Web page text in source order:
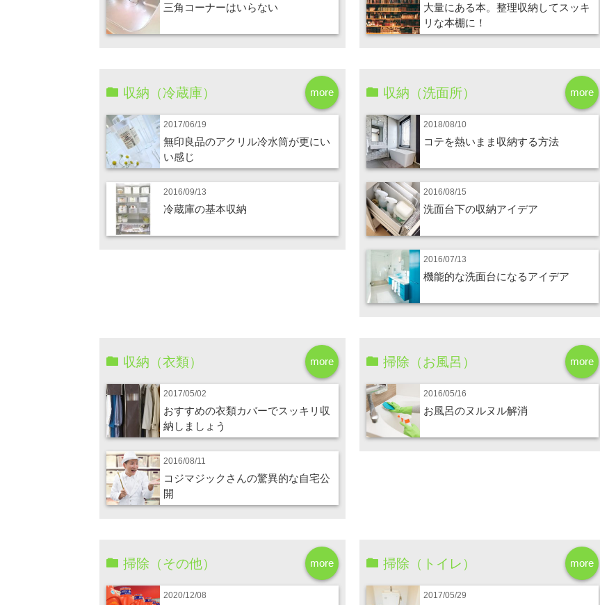
三角コーナーはいらない
大量にある本。整理収納してスッキ
リな本棚に！
more
収納（冷蔵庫）
2017/06/19
無印良品のアクリル冷水筒が更にい
い感じ
2016/09/13
冷蔵庫の基本収納
more
収納（洗面所）
2018/08/10
コテを熱いまま収納する方法
2016/08/15
洗面台下の収納アイデア
2016/07/13
機能的な洗面台になるアイデア
more
収納（衣類）
2017/05/02
おすすめの衣類カバーでスッキリ収
納しましょう
2016/08/11
コジマジックさんの驚異的な自宅公
開
more
掃除（お風呂）
2016/05/16
お風呂のヌルヌル解消
more
掃除（その他）
2020/12/08
more
掃除（トイレ）
2017/05/29